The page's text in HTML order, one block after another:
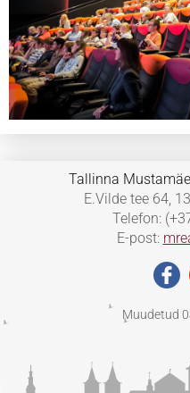
Tallinna
E.Vilde tee 64,
Telefon:
E-post:
Muudetud